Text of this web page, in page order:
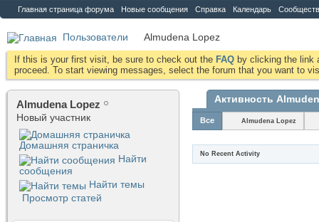
Главная страница форума Новые сообщения Справка Календарь
Пользователи Almudena Lopez
If this is your first visit, be sure to check out the FAQ by clicking the link
proceed. To start viewing messages, select the forum that you want to
Almudena Lopez
Новый участник
Домашняя страничка
Найти
сообщения
Найти темы
Просмотр статей
Активность
Все Almudena Lopez
No Recent Activity